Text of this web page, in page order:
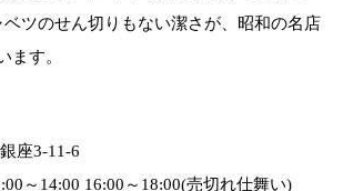
ベツのせん切りもない潔さが、昭和の名店
ます。
座3-11-6
～14:00 16:00～18:00(売切れ仕舞い)